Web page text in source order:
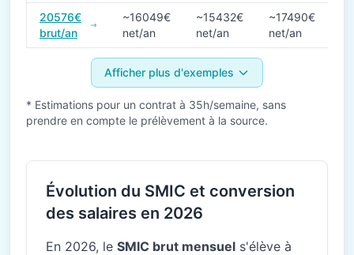
20576€
brut/an
~16049€
net/an
~15432€
net/an
~17490€
net/an
Afficher plus d'exemples
* Estimations pour un contrat à 35h/semaine, sans
prendre en compte le prélèvement à la source.
Évolution du SMIC et conversion
des salaires en 2026
En 2026, le SMIC brut mensuel s'élève à